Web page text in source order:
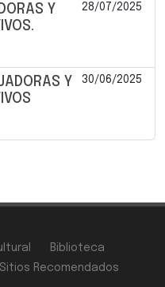
Y
28/07/2025
Y
30/06/2025
Biblioteca
Sitios Recomendados